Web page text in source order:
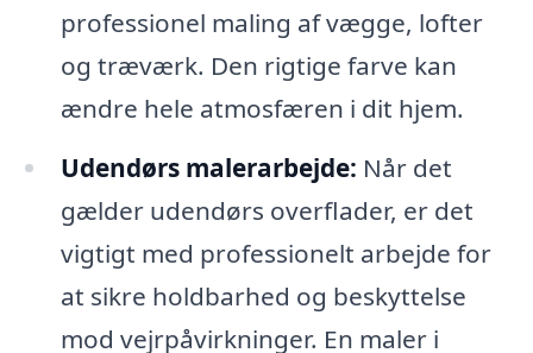
professionel maling af vægge, lofter
og træværk. Den rigtige farve kan
ændre hele atmosfæren i dit hjem.
Udendørs malerarbejde: Når det
gælder udendørs overflader, er det
vigtigt med professionelt arbejde for
at sikre holdbarhed og beskyttelse
mod vejrpåvirkninger. En maler i